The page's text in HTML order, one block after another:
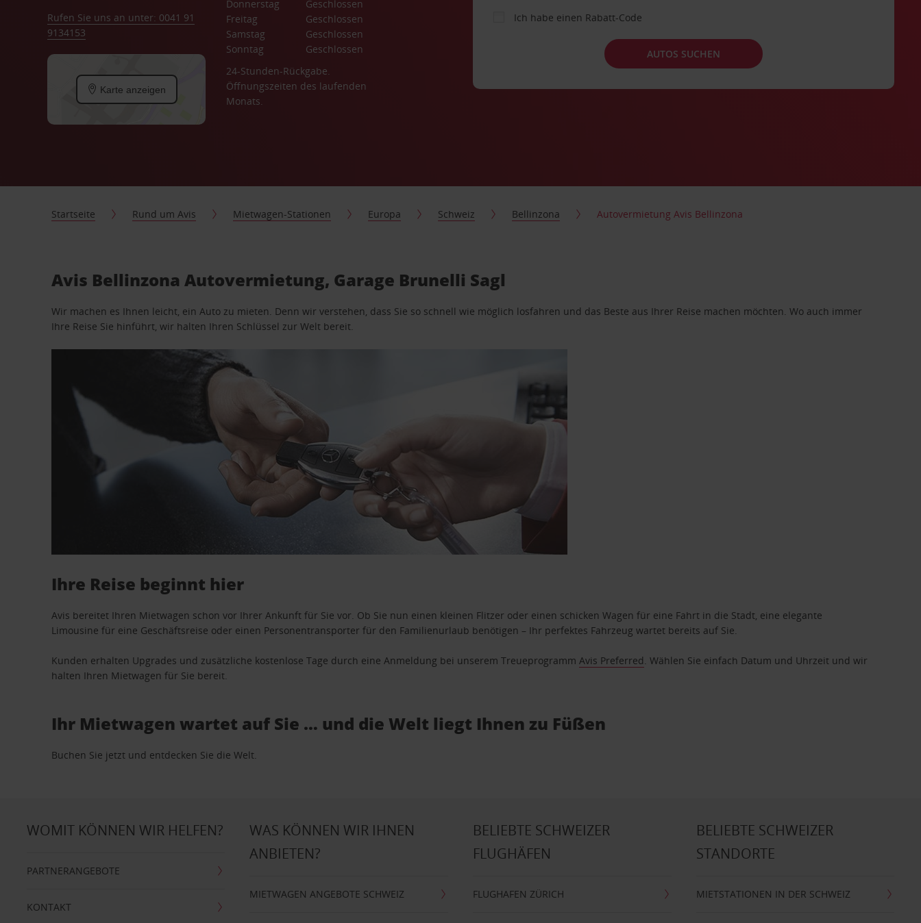
Rufen Sie uns an unter: 0041 91
9134153
Karte anzeigen
Donnerstag
Geschlossen
Freitag
Geschlossen
Samstag
Geschlossen
Sonntag
Geschlossen
24-Stunden-Rückgabe.
Öffnungszeiten des laufenden
Monats.
Ich habe einen Rabatt-Code
AUTOS SUCHEN
Startseite Rund um Avis Mietwagen-Stationen Europa Schweiz Bellinzona Autovermietung Avis Bellinzona
Avis Bellinzona Autovermietung, Garage Brunelli Sagl
Wir machen es Ihnen leicht, ein Auto zu mieten. Denn wir verstehen, dass Sie so schnell wie möglich losfahren und das Beste aus Ihrer Reise machen möchten. Wo auch immer
Ihre Reise Sie hinführt, wir halten Ihren Schlüssel zur Welt bereit.
Ihre Reise beginnt hier
Avis bereitet Ihren Mietwagen schon vor Ihrer Ankunft für Sie vor. Ob Sie nun einen kleinen Flitzer oder einen schicken Wagen für eine Fahrt in die Stadt, eine elegante
Limousine für eine Geschäftsreise oder einen Personentransporter für den Familienurlaub benötigen – Ihr perfektes Fahrzeug wartet bereits auf Sie.
Kunden erhalten Upgrades und zusätzliche kostenlose Tage durch eine Anmeldung bei unserem TreueprogrammAvis Preferred. Wählen Sie einfach Datum und Uhrzeit und wir
halten Ihren Mietwagen für Sie bereit.
Ihr Mietwagen wartet auf Sie … und die Welt liegt Ihnen zu Füßen
Buchen Sie jetzt und entdecken Sie die Welt.
WOMIT KÖNNEN WIR HELFEN?
PARTNERANGEBOTE
KONTAKT
WAS KÖNNEN WIR IHNEN
ANBIETEN?
MIETWAGEN ANGEBOTE SCHWEIZ
BELIEBTE SCHWEIZER
FLUGHÄFEN
FLUGHAFEN ZÜRICH
BELIEBTE SCHWEIZER
STANDORTE
MIETSTATIONEN IN DER SCHWEIZ